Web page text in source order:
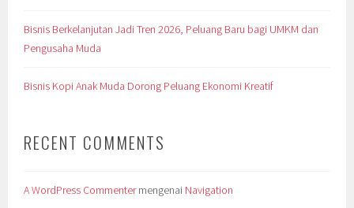
Bisnis Berkelanjutan Jadi Tren 2026, Peluang Baru bagi UMKM dan
Pengusaha Muda
Bisnis Kopi Anak Muda Dorong Peluang Ekonomi Kreatif
RECENT COMMENTS
A WordPress Commentermengenai Navigation